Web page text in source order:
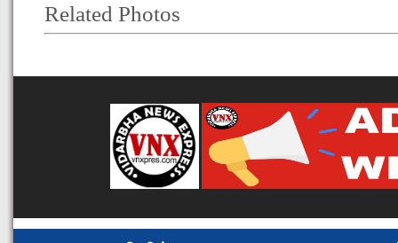
Related Photos